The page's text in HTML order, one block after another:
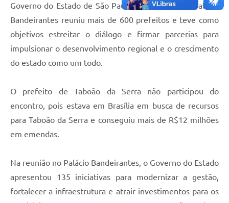
Governo do Estado de São Paulo. O encontro no Palácio
Bandeirantes reuniu mais de 600 prefeitos e teve como
objetivos estreitar o diálogo e firmar parcerias para
impulsionar o desenvolvimento regional e o crescimento
do estado como um todo.
O prefeito de Taboão da Serra não participou do
encontro, pois estava em Brasília em busca de recursos
para Taboão da Serra e conseguiu mais de R$12 milhões
em emendas.
Na reunião no Palácio Bandeirantes, o Governo do Estado
apresentou 135 iniciativas para modernizar a gestão,
fortalecer a infraestrutura e atrair investimentos para os